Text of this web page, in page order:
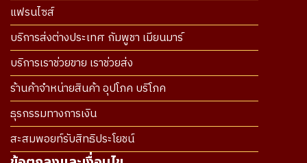
แฟรนไซส์
บริการส่งต่างประเทศ กัมพูชา เมียนมาร์
บริการเราช่วยขาย เราช่วยส่ง
ร้านค้าจำหน่ายสินค้า อุปโภค บริโภค
ธุรกรรมทางการเงิน
สะสมพอยท์รับสิทธิประโยชน์